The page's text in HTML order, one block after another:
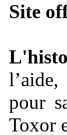
Site
pour
Toxor